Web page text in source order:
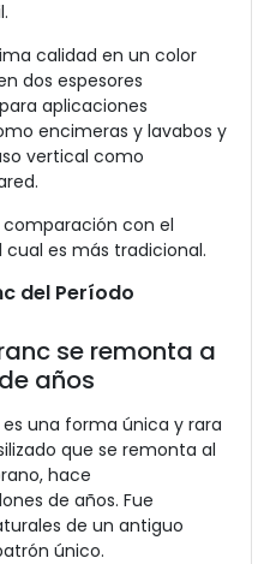
calidad en un color
dos espesores
aplicaciones
encimeras y lavabos y
vertical como
con el
es más tradicional.
del Período
se remonta a
años
una forma única y rara
que se remonta al
hace
de años. Fue
de un antiguo
único.